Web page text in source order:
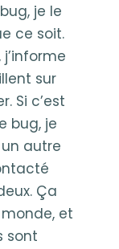
je le
ce soit.
sur
Si c’est
bug, je
un autre
Ça
et
sont